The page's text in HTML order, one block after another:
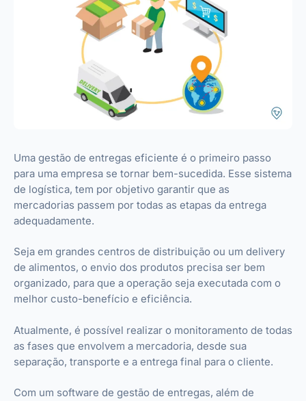
Uma gestão de entregas eficiente é o primeiro passo
para uma empresa se tornar bem-sucedida. Esse sistema
de logística, tem por objetivo garantir que as
mercadorias passem por todas as etapas da entrega
adequadamente.
Seja em grandes centros de distribuição ou um delivery
de alimentos, o envio dos produtos precisa ser bem
organizado, para que a operação seja executada com o
melhor custo-benefício e eficiência.
Atualmente, é possível realizar o monitoramento de todas
as fases que envolvem a mercadoria, desde sua
separação, transporte e a entrega final para o cliente.
Com um software de gestão de entregas, além de